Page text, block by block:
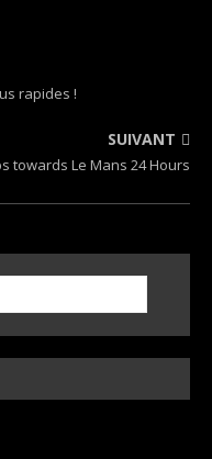
rapides !
SUIVANT
towards Le Mans 24 Hours